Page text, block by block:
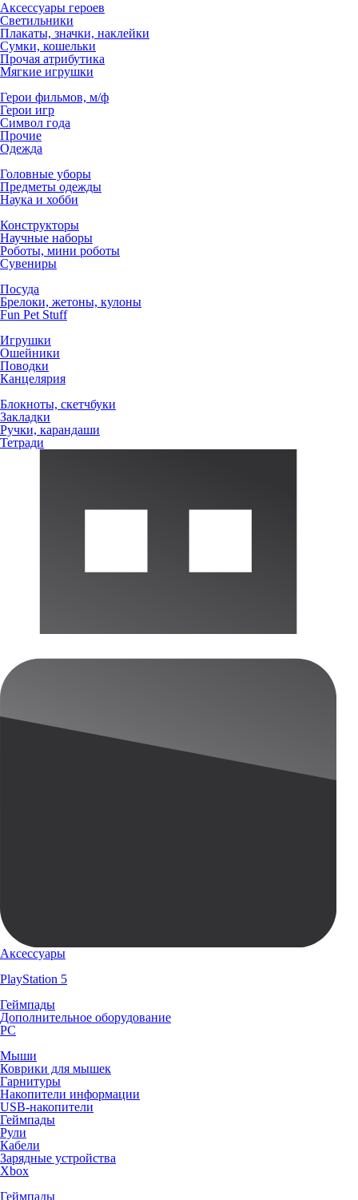
Аксессуары героев
Светильники
Плакаты, значки, наклейки
Сумки, кошельки
Прочая атрибутика
Мягкие игрушки
Герои фильмов, м/ф
Герои игр
Символ года
Прочие
Одежда
Головные уборы
Предметы одежды
Наука и хобби
Конструкторы
Научные наборы
Роботы, мини роботы
Сувениры
Посуда
Брелоки, жетоны, кулоны
Fun Pet Stuff
Игрушки
Ошейники
Поводки
Канцелярия
Блокноты, скетчбуки
Закладки
Ручки, карандаши
Тетради
Аксессуары
PlayStation 5
Геймпады
Дополнительное оборудование
PC
Мыши
Коврики для мышек
Гарнитуры
Накопители информации
USB-накопители
Геймпады
Рули
Кабели
Зарядные устройства
Xbox
Геймпады